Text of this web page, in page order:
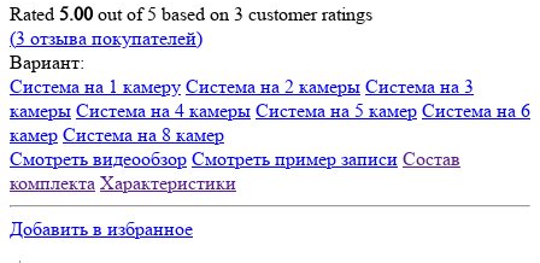
Rated 5.00 out of 5 based on 3 customer ratings
(3 отзыва покупателей)
Вариант:
Система на 1 камеру Система на 2 камеры Система на 3
камеры Система на 4 камеры Система на 5 камер Система на 6
камер Система на 8 камер
Смотреть видеообзор Смотреть пример записи Состав
комплекта Характеристики
Добавить в избранное